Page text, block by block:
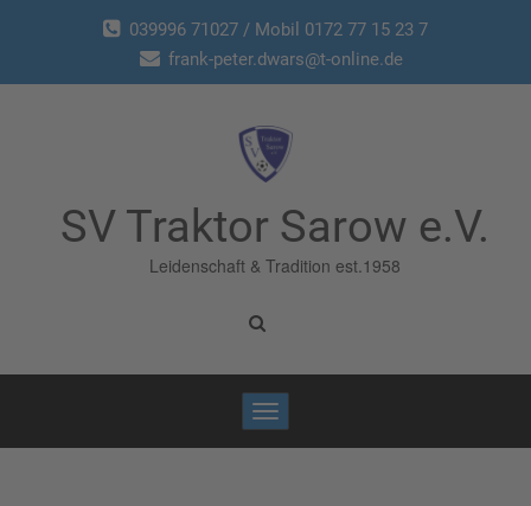
039996 71027 / Mobil 0172 77 15 23 7
frank-peter.dwars@t-online.de
SV Traktor Sarow e.V.
Leidenschaft & Tradition est.1958
Toggle
navigation